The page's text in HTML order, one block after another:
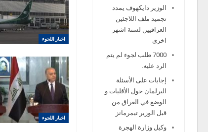
اخبار اللجوء
اخبار اللجوء
الوزير دايكهوف يمدد
تجميد ملف اللاجئين
العراقيين لستة اشهر
اخرى
7000 طلب لجوء لم يتم
الرد عليه.
إجابات على الأسئلة
البرلمان حول الأقليات و
الوضع في العراق من
قبل الوزير تيمرمانز
وكيل وزارة الهجرة